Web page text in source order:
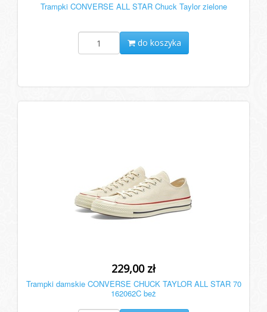
Trampki CONVERSE ALL STAR Chuck Taylor zielone
do koszyka
229,00 zł
Trampki damskie CONVERSE CHUCK TAYLOR ALL STAR 70
162062C beż